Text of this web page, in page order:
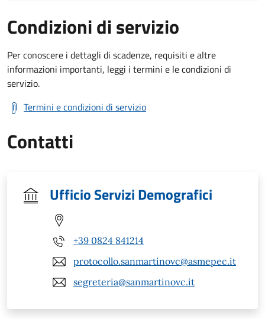
Condizioni di servizio
Per conoscere i dettagli di scadenze, requisiti e altre
informazioni importanti, leggi i termini e le condizioni di
servizio.
Termini e condizioni di servizio
Contatti
Ufficio Servizi Demografici
+39 0824 841214
protocollo.sanmartinovc@asmepec.it
segreteria@sanmartinovc.it